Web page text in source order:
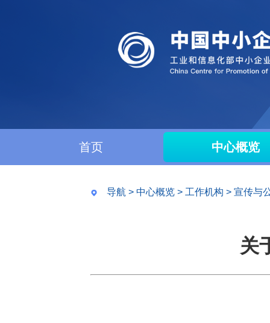
首页 中心概览
导航 > 中心概览 > 工作机构 > 宣传与
关